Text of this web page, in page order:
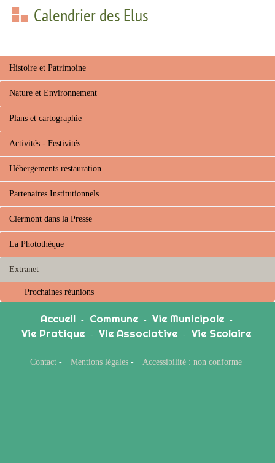
Calendrier des Elus
Histoire et Patrimoine
Nature et Environnement
Plans et cartographie
Activités - Festivités
Hébergements restauration
Partenaires Institutionnels
Clermont dans la Presse
La Photothèque
Extranet
Prochaines réunions
Accueil - Commune - Vie Municipale -
Vie Pratique - Vie Associative - Vie Scolaire
Contact - Mentions légales - Accessibilité : non conforme